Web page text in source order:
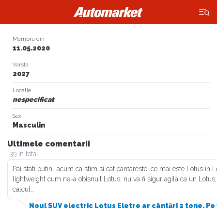
×
Membru din
11.05.2020
Varsta
2027
Locatie
nespecificat
Sex
Masculin
Ultimele comentarii
39 in total
Pai stati putin...acum ca stim si cat cantareste, ce mai este Lotus in
lightweight cum ne-a obisnuit Lotus, nu va fi sigur agila ca un
calcul...
Noul SUV electric Lotus Eletre ar cântări 2 tone.